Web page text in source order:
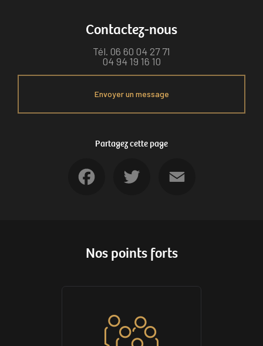
Contactez-nous
Tél. 06 60 04 27 71
04 94 19 16 10
Envoyer un message
Partagez cette page
Nos points forts